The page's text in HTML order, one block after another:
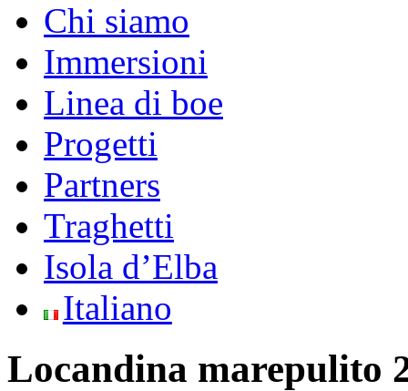
Chi siamo
Immersioni
Linea di boe
Progetti
Partners
Traghetti
Isola d’Elba
Italiano
Locandina marepulito